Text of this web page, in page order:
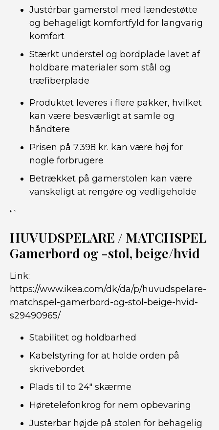
Justérbar gamerstol med lændestøtte
og behageligt komfortfyld for langvarig
komfort
Stærkt understel og bordplade lavet af
holdbare materialer som stål og
træfiberplade
Produktet leveres i flere pakker, hvilket
kan være besværligt at samle og
håndtere
Prisen på 7.398 kr. kan være høj for
nogle forbrugere
Betrækket på gamerstolen kan være
vanskeligt at rengøre og vedligeholde
“`
HUVUDSPELARE / MATCHSPEL
Gamerbord og -stol, beige/hvid
Link:
https://www.ikea.com/dk/da/p/huvudspelare-
matchspel-gamerbord-og-stol-beige-hvid-
s29490965/
Stabilitet og holdbarhed
Kabelstyring for at holde orden på
skrivebordet
Plads til to 24″ skærme
Høretelefonkrog for nem opbevaring
Justerbar højde på stolen for behagelig